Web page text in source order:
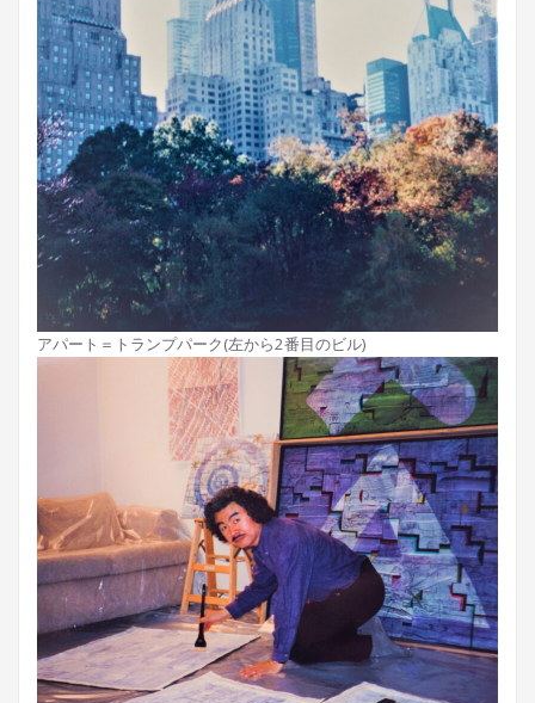
アパート＝トランプパーク(左から2番目のビル)